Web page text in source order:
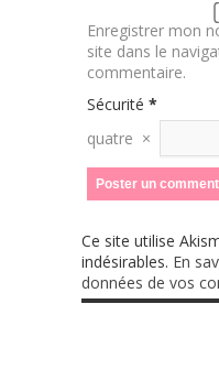
Enregistrer mon
site dans le
commentaire.
Sécurité *
quatre ×
Ce site utilise
indésirables. En
données de vos